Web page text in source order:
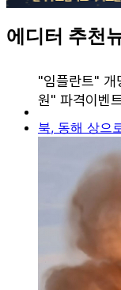
에디터 추천
북, 동해 상으